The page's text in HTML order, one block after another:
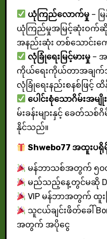
ယုံကြည်လောက်မှု– မ
ယုံကြည်မှုအမြင့်ဆုံးဝက်ဆို
အနည်းဆုံး တစ်သောင်းက
လုံခြုံရေးမြင့်မားမှု–
ကိုယ်ရေးကိုယ်တာအချက်
လုံခြုံရေးနည်းစနစ်ဖြင့်
ပေါင်းစုံသောဂိမ်းအမျိုး
မ်းခန်းများနှင့် ခေတ်သစ်
နိုင်သည်။
Shwebo77 အထူးပရိုမို
မန်ဘာသစ်အတွက် ၅၀၀၀
မည်သည့်နေ့တွင်မဆို
VIP မန်ဘာအတွက် ထူးခ
သူငယ်ချင်းဖိတ်ခေါ်
အတွက် အပိုငွေ